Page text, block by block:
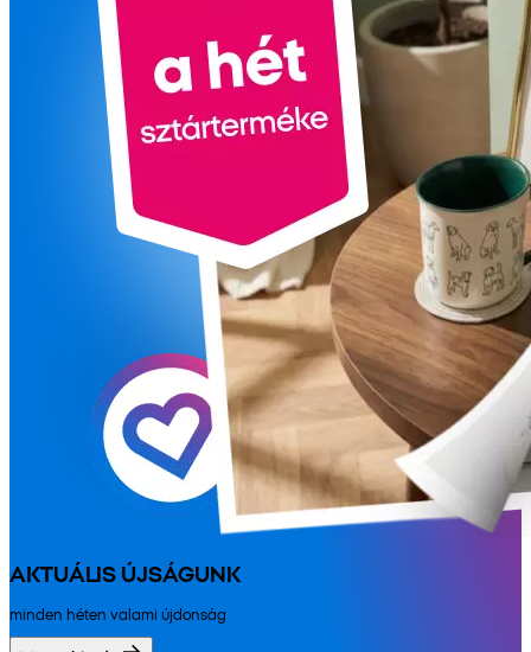
AKTUÁLIS ÚJSÁGUNK
minden héten valami újdonság